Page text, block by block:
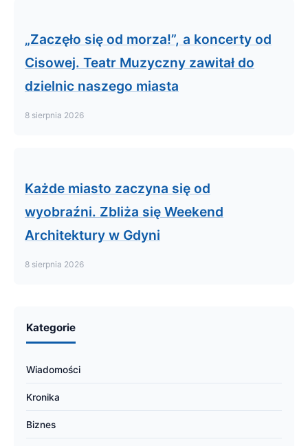
„Zaczęło się od morza!”, a koncerty od
Cisowej. Teatr Muzyczny zawitał do
dzielnic naszego miasta
8 sierpnia 2026
Każde miasto zaczyna się od
wyobraźni. Zbliża się Weekend
Architektury w Gdyni
8 sierpnia 2026
Kategorie
Wiadomości
Kronika
Biznes